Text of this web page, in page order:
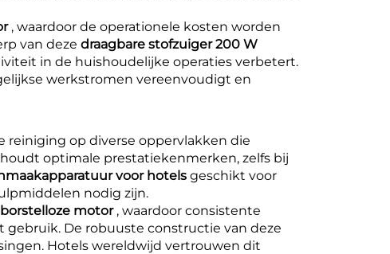
, waardoor de operationele kosten worden
van deze draagbare stofzuiger 200 W
in de huishoudelijke operaties verbetert.
werkstromen vereenvoudigt en
reiniging op diverse oppervlakken die
optimale prestatiekenmerken, zelfs bij
voor hotels geschikt voor
nodig zijn.
motor , waardoor consistente
De robuuste constructie van deze
Hotels wereldwijd vertrouwen dit